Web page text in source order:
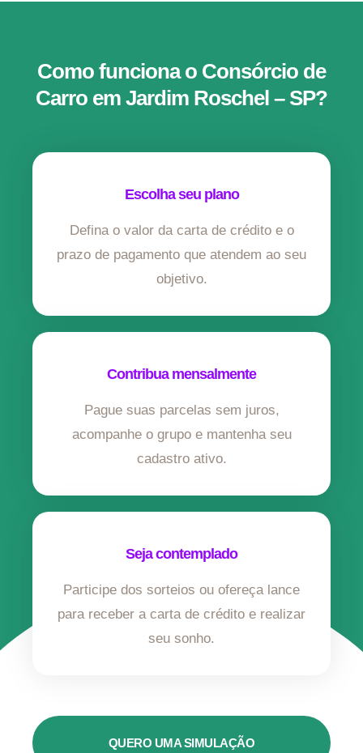
Como funciona o Consórcio de
Carro em Jardim Roschel – SP?
Escolha seu plano
Defina o valor da carta de crédito e o
prazo de pagamento que atendem ao seu
objetivo.
Contribua mensalmente
Pague suas parcelas sem juros,
acompanhe o grupo e mantenha seu
cadastro ativo.
Seja contemplado
Participe dos sorteios ou ofereça lance
para receber a carta de crédito e realizar
seu sonho.
QUERO UMA SIMULAÇÃO